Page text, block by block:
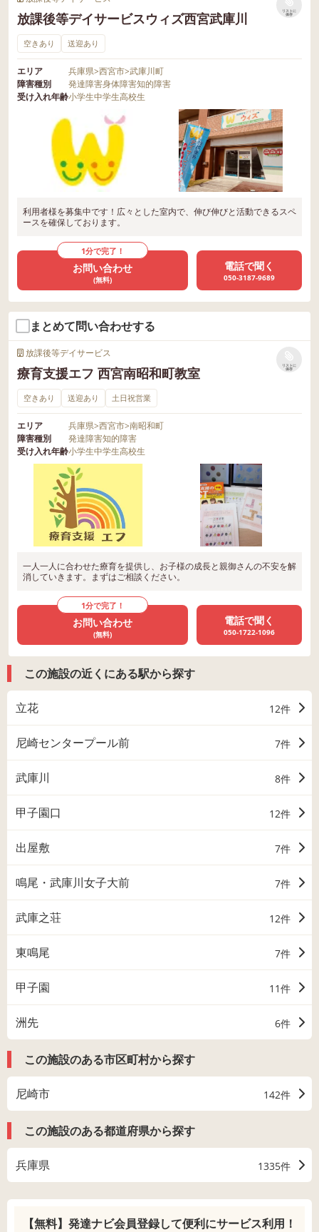
放課後等デイサービスウィズ西宮武庫川
リストに
保存
空きあり 送迎あり
エリア 兵庫県>西宮市>武庫川町
障害種別
発達障害身体障害知的障害
受け入れ年齢小学生中学生高校生
利用者様を募集中です！広々とした室内で、伸び伸びと活動できるスペ
ースを確保しております。
1分で完了！
お問い合わせ
(無料)
電話で聞く
050-3187-9689
まとめて問い合わせする
放課後等デイサービス
療育支援エフ 西宮南昭和町教室
リストに
保存
空きあり 送迎あり 土日祝営業
エリア 兵庫県>西宮市>南昭和町
障害種別
発達障害知的障害
受け入れ年齢小学生中学生高校生
一人一人に合わせた療育を提供し、お子様の成長と親御さんの不安を解
消していきます。まずはご相談ください。
1分で完了！
お問い合わせ
(無料)
電話で聞く
050-1722-1096
この施設の近くにある駅から探す
立花 12件
尼崎センタープール前 7件
武庫川 8件
甲子園口 12件
出屋敷 7件
鳴尾・武庫川女子大前 7件
武庫之荘 12件
東鳴尾 7件
甲子園 11件
洲先 6件
この施設のある市区町村から探す
尼崎市 142件
この施設のある都道府県から探す
兵庫県 1335件
【無料】発達ナビ会員登録して便利にサービス利用！